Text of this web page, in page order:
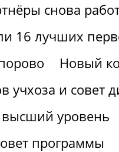
снова
16 лучших
Новый
учхоза и совет
уровень
программы